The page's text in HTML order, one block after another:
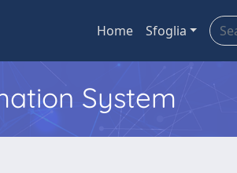
Home Sfoglia
System